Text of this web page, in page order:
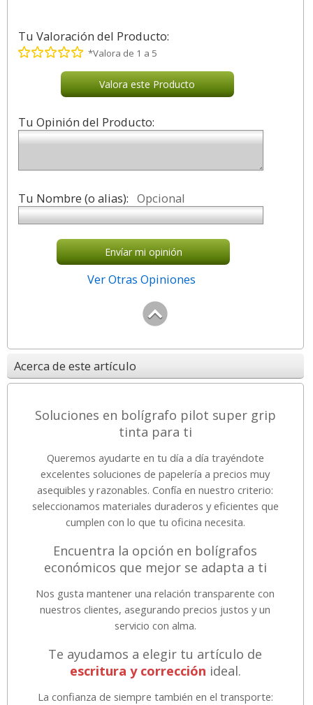
Tu Valoración del Producto:
*Valora de 1 a 5
Valora este Producto
Tu Opinión del Producto:
Tu Nombre (o alias): Opcional
Envíar mi opinión
Ver Otras Opiniones
Acerca de este artículo
Soluciones en bolígrafo pilot super grip
tinta para ti
Queremos ayudarte en tu día a día trayéndote
excelentes soluciones de papelería a precios muy
asequibles y razonables. Confía en nuestro criterio:
seleccionamos materiales duraderos y eficientes que
cumplen con lo que tu oficina necesita.
Encuentra la opción en bolígrafos
económicos que mejor se adapta a ti
Nos gusta mantener una relación transparente con
nuestros clientes, asegurando precios justos y un
servicio con alma.
Te ayudamos a elegir tu artículo de
escritura y corrección ideal.
La confianza de siempre también en el transporte: